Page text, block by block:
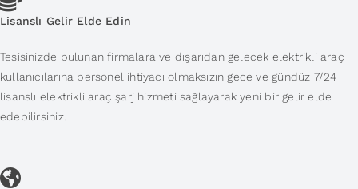
Lisanslı Gelir Elde Edin
Tesisinizde bulunan firmalara ve dışarıdan gelecek elektrikli araç
kullanıcılarına personel ihtiyacı olmaksızın gece ve gündüz 7/24
lisanslı elektrikli araç şarj hizmeti sağlayarak yeni bir gelir elde
edebilirsiniz.